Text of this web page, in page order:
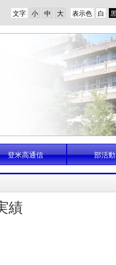
表示色
文字
登米高通信 部活動
績